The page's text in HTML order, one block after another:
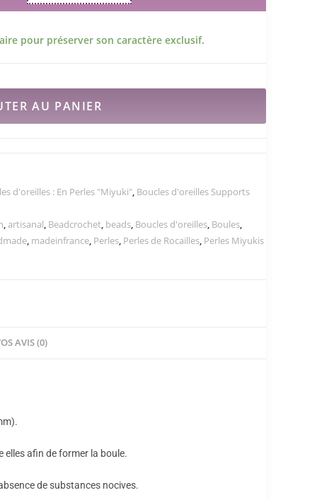
pour préserver son caractère exclusif.
AU PANIER
d'oreilles : En Perles "Miyuki", Boucles d'oreilles Supports
,artisanal, Beadcrochet, beads, Boucles d'oreilles, Boules,
, madeinfrance, Perles, Perles de Rocailles, Perles Miyukis
AVIS (0)
elles afin de former la boule.
de substances nocives.